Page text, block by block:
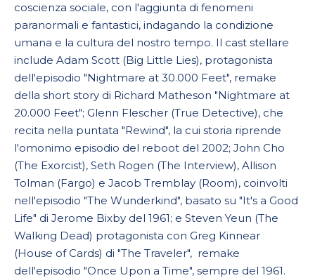
coscienza sociale, con l'aggiunta di fenomeni
paranormali e fantastici, indagando la condizione
umana e la cultura del nostro tempo. Il cast stellare
include Adam Scott (Big Little Lies), protagonista
dell'episodio "Nightmare at 30.000 Feet", remake
della short story di Richard Matheson "Nightmare at
20.000 Feet"; Glenn Flescher (True Detective), che
recita nella puntata "Rewind", la cui storia riprende
l'omonimo episodio del reboot del 2002; John Cho
(The Exorcist), Seth Rogen (The Interview), Allison
Tolman (Fargo) e Jacob Tremblay (Room), coinvolti
nell'episodio "The Wunderkind", basato su "It's a Good
Life" di Jerome Bixby del 1961; e Steven Yeun (The
Walking Dead) protagonista con Greg Kinnear
(House of Cards) di "The Traveler", remake
dell'episodio "Once Upon a Time", sempre del 1961.